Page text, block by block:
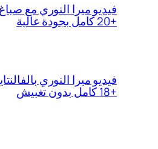
فيديو ميرا النوري مع
+20 كامل بجودة عالية
فيديو ميرا النوري
+18 كامل بدون تغبيش